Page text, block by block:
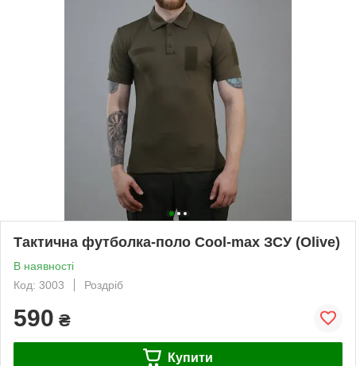
Тактична футболка-поло Cool-max ЗСУ (Olive)
В наявності
Код: 3003
Роздріб
590 ₴
Купити